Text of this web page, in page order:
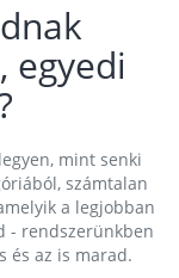
egyedi
mint senki
számtalan
a legjobban
- rendszerünkben
és az is marad.